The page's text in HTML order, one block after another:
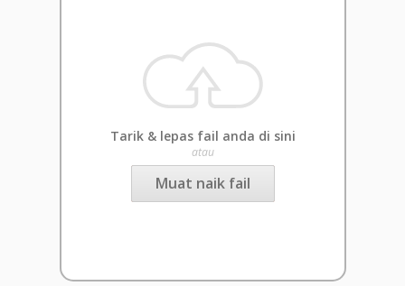
Tarik & lepas fail anda di sini
atau
Muat naik fail